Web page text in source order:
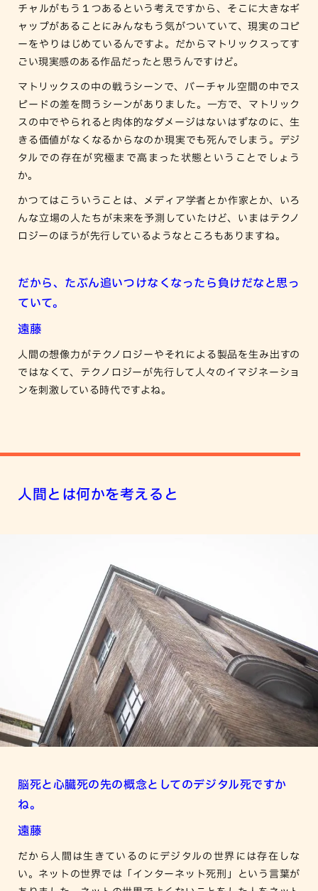
チャルがもう１つあるという考えですから、そこに大きなギ
ャップがあることにみんなもう気がついていて、現実のコピ
ーをやりはじめているんですよ。だからマトリックスってす
ごい現実感のある作品だったと思うんですけど。
マトリックスの中の戦うシーンで、バーチャル空間の中でス
ピードの差を問うシーンがありました。一方で、マトリック
スの中でやられると肉体的なダメージはないはずなのに、生
きる価値がなくなるからなのか現実でも死んでしまう。デジ
タルでの存在が究極まで高まった状態ということでしょう
か。
かつてはこういうことは、メディア学者とか作家とか、いろ
んな立場の人たちが未来を予測していたけど、いまはテクノ
ロジーのほうが先行しているようなところもありますね。
だから、たぶん追いつけなくなったら負けだなと思っ
ていて。
遠藤
人間の想像力がテクノロジーやそれによる製品を生み出すの
ではなくて、テクノロジーが先行して人々のイマジネーショ
ンを刺激している時代ですよね。
人間とは何かを考えると
脳死と心臓死の先の概念としてのデジタル死ですか
ね。
遠藤
だから人間は生きているのにデジタルの世界には存在しな
い。ネットの世界では「インターネット死刑」という言葉が